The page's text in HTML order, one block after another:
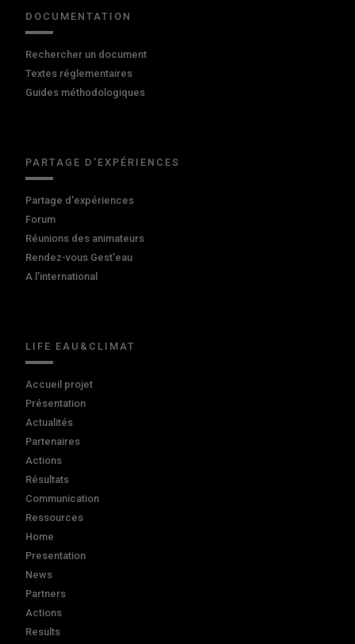
DOCUMENTATION
Rechercher un document
Textes réglementaires
Guides méthodologiques
PARTAGE D'EXPÉRIENCES
Partage d'expériences
Forum
Réunions des animateurs
Rendez-vous Gest'eau
A l'international
LIFE EAU&CLIMAT
Accueil projet
Présentation
Actualités
Partenaires
Actions
Résultats
Communication
Ressources
Home
Presentation
News
Partners
Actions
Results